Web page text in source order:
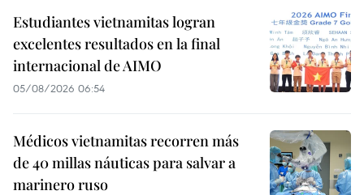
Estudiantes vietnamitas logran
excelentes resultados en la final
internacional de AIMO
05/08/2026 06:54
Médicos vietnamitas recorren más
de 40 millas náuticas para salvar a
marinero ruso